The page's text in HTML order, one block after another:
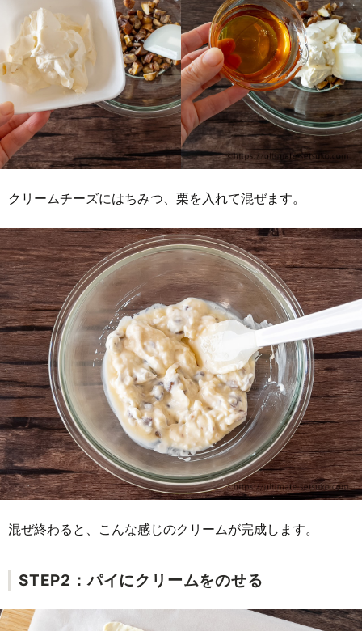
クリームチーズにはちみつ、栗を入れて混ぜます。
混ぜ終わると、こんな感じのクリームが完成します。
STEP2：パイにクリームをのせる